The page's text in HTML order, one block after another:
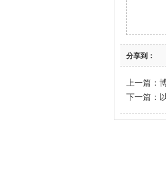
分享到：
上一篇：
下一篇：